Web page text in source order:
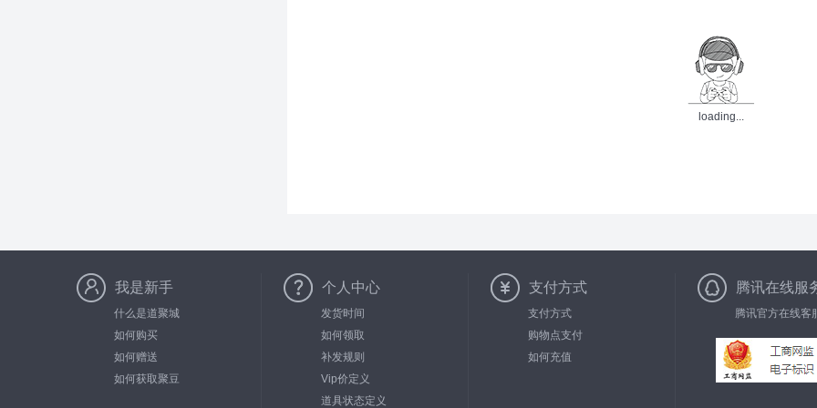
loading...
我是新手
什么是道聚城
如何购买
如何赠送
如何获取聚豆
个人中心
发货时间
如何领取
补发规则
Vip价定义
道具状态定义
支付方式
支付方式
购物点支付
如何充值
腾讯在线服
腾讯官方在线客